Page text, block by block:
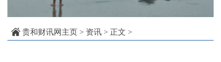
贵和财讯网主页 > 资讯 > 正文 >